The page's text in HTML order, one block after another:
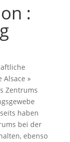
:
»
Zentrums
haben
bei der
ebenso